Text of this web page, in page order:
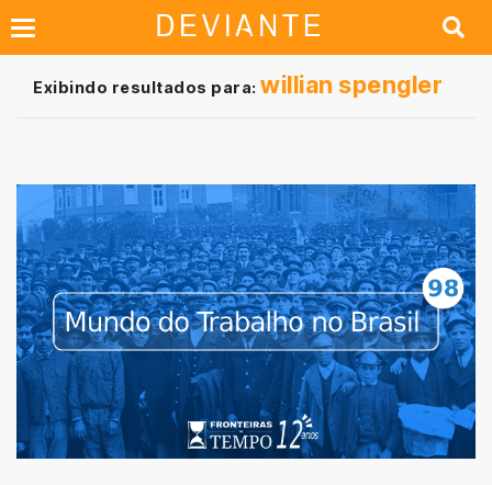
Exibindo resultados para: willian spengler